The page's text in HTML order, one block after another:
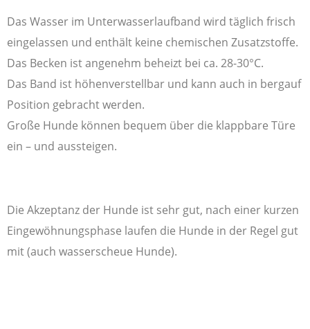
Das Wasser im Unterwasserlaufband wird täglich frisch
eingelassen und enthält keine chemischen Zusatzstoffe.
Das Becken ist angenehm beheizt bei ca. 28-30°C.
Das Band ist höhenverstellbar und kann auch in bergauf
Position gebracht werden.
Große Hunde können bequem über die klappbare Türe
ein – und aussteigen.
Die Akzeptanz der Hunde ist sehr gut, nach einer kurzen
Eingewöhnungsphase laufen die Hunde in der Regel gut
mit (auch wasserscheue Hunde).